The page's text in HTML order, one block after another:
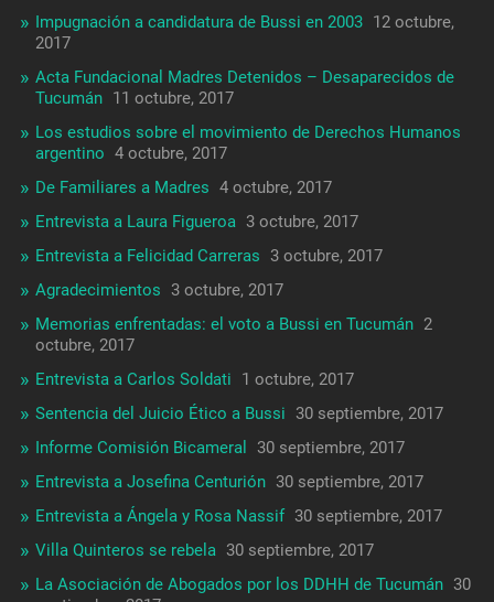
Impugnación a candidatura de Bussi en 2003 12 octubre,
2017
Acta Fundacional Madres Detenidos – Desaparecidos de
Tucumán 11 octubre, 2017
Los estudios sobre el movimiento de Derechos Humanos
argentino 4 octubre, 2017
De Familiares a Madres 4 octubre, 2017
Entrevista a Laura Figueroa 3 octubre, 2017
Entrevista a Felicidad Carreras 3 octubre, 2017
Agradecimientos 3 octubre, 2017
Memorias enfrentadas: el voto a Bussi en Tucumán 2
octubre, 2017
Entrevista a Carlos Soldati
1 octubre, 2017
Sentencia del Juicio Ético a Bussi 30 septiembre, 2017
Informe Comisión Bicameral
30 septiembre, 2017
Entrevista a Josefina Centurión 30 septiembre, 2017
Entrevista a Ángela y Rosa Nassif 30 septiembre, 2017
Villa Quinteros se rebela 30 septiembre, 2017
La Asociación de Abogados por los DDHH de Tucumán 30